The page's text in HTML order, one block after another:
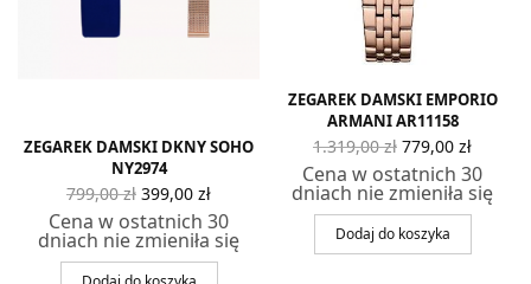
ZEGAREK DAMSKI DKNY SOHO
NY2974
799,00zł Pierwotna
cena
wynosiła:
799,00 zł.
399,00 zł
wynosi:
399,00 zł.
Cena w ostatnich 30
dniach nie zmieniła się
ZEGAREK DAMSKI EMPORIO
ARMANI AR11158
1.319,00zł Pierwotna
cena
wynosiła:
1.319,00 zł.
779,00 zł
779,00
Cena w ostatnich 30
dniach nie zmieniła się
Dodaj do koszyka